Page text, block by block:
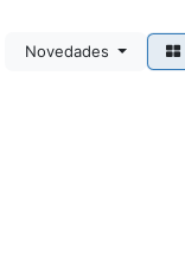
Novedades